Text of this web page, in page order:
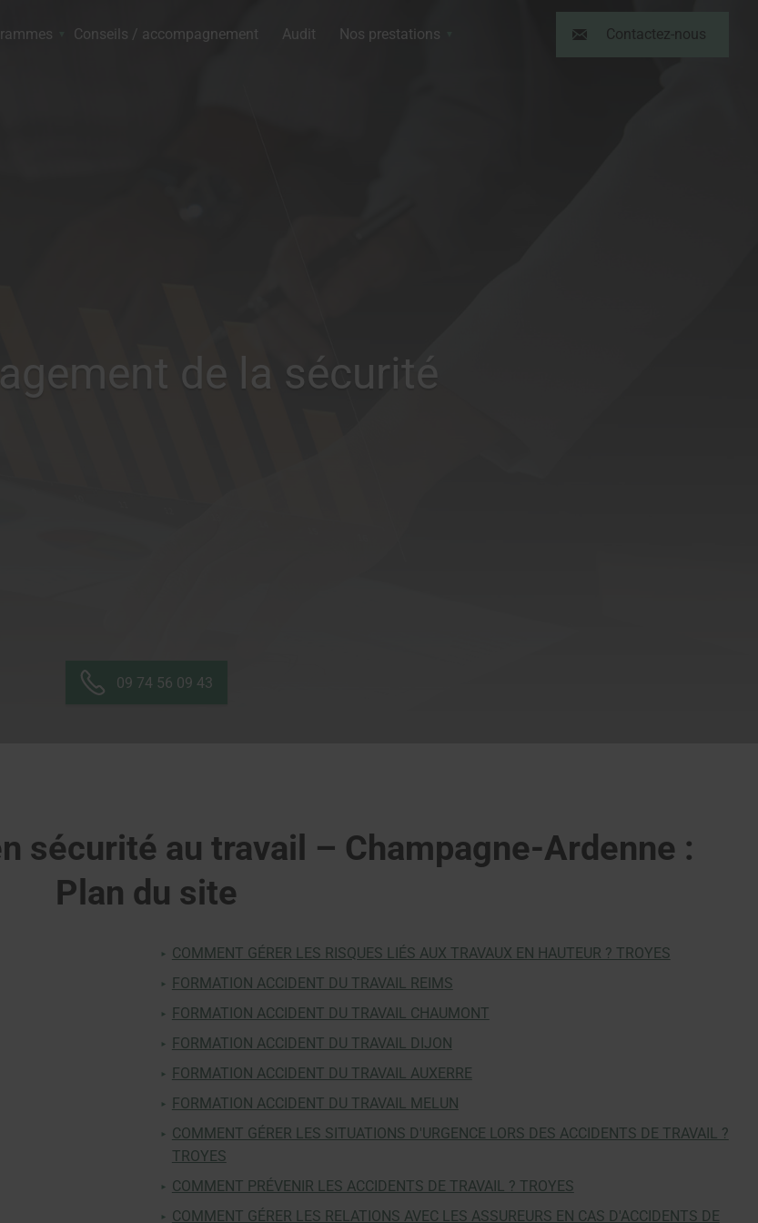
de la sécurité
09 74 56 09 43
Conseils / accompagnement Audit Nos prestations Contactez-nous
sécurité au travail – Champagne-Ardenne :
Plan du site
COMMENT GÉRER LES RISQUES LIÉS AUX TRAVAUX EN HAUTEUR ? TROYES
FORMATION ACCIDENT DU TRAVAIL REIMS
FORMATION ACCIDENT DU TRAVAIL CHAUMONT
FORMATION ACCIDENT DU TRAVAIL DIJON
FORMATION ACCIDENT DU TRAVAIL AUXERRE
FORMATION ACCIDENT DU TRAVAIL MELUN
COMMENT GÉRER LES SITUATIONS D'URGENCE LORS DES ACCIDENTS DE TRAVAIL ?
TROYES
COMMENT PRÉVENIR LES ACCIDENTS DE TRAVAIL ? TROYES
COMMENT GÉRER LES RELATIONS AVEC LES ASSUREURS EN CAS D'ACCIDENTS DE